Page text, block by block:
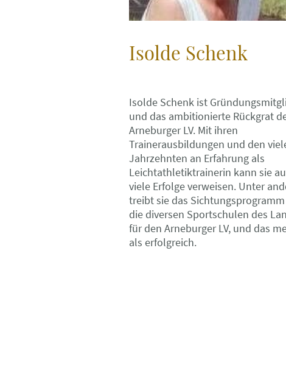
Isolde Schenk
Isolde Schenk ist
und das ambitionierte Rückgrat
Arneburger LV. Mit ihren
Trainerausbildungen und den
Jahrzehnten an Erfahrung als
Leichtathletiktrainerin kann sie
viele Erfolge verweisen. Unter
treibt sie das
die diversen Sportschulen des
für den Arneburger LV, und das
als erfolgreich.